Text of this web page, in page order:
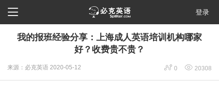
 登录
我的报班经验分享：上海成人英语培训机构哪家
好？收费贵不贵？
来源：必克英语 2020-05-12  0  20308